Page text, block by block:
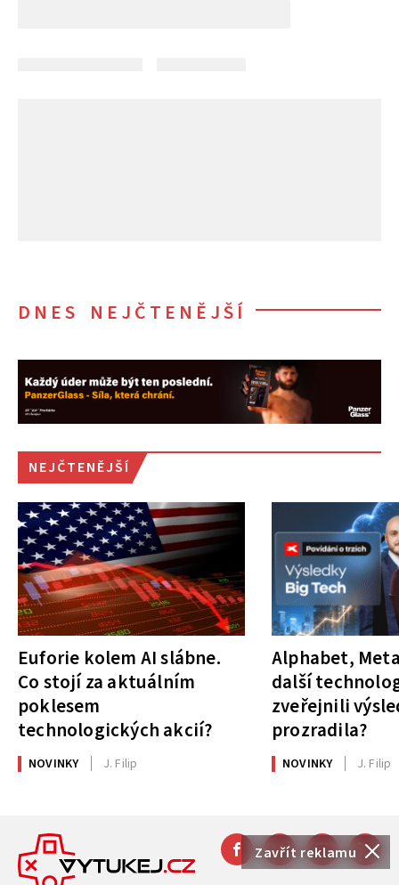
Zavřít reklamu
DNES NEJČTENĚJŠÍ
NEJČTENĚJŠÍ
Euforie kolem AI slábne.
Co stojí za aktuálním
poklesem
technologických akcií?
NOVINKY J. Filip
Alphabet,
další
zveřejnili
prozradila?
NOVINKY J. Filip